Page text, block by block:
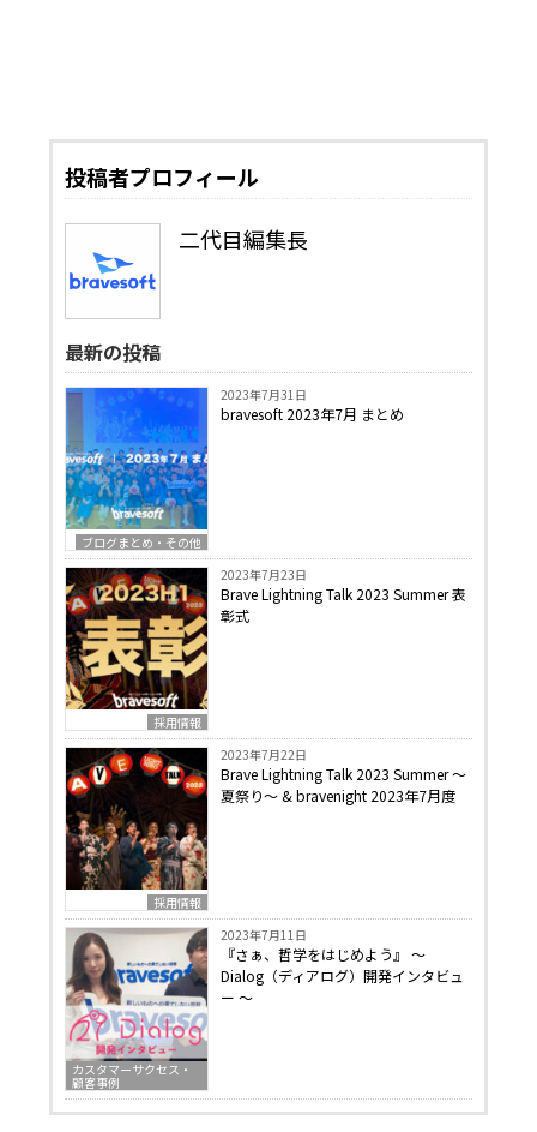
投稿者プロフィール
二代目編集長
最新の投稿
ブログまとめ・その他
2023年7月31日
bravesoft 2023年7月 まとめ
採用情報
2023年7月23日
Brave Lightning Talk 2023 Summer 表
彰式
採用情報
2023年7月22日
Brave Lightning Talk 2023 Summer 〜
夏祭り〜 & bravenight 2023年7月度
カスタマーサクセス・
顧客事例
2023年7月11日
『さぁ、哲学をはじめよう』 〜
Dialog（ディアログ）開発インタビュ
ー 〜